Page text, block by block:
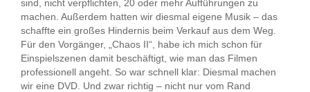
sind, nicht verpflichten, 20 oder mehr Aufführungen zu
machen. Außerdem hatten wir diesmal eigene Musik – das
schaffte ein großes Hindernis beim Verkauf aus dem Weg.
Für den Vorgänger, „Chaos II“, habe ich mich schon für
Einspielszenen damit beschäftigt, wie man das Filmen
professionell angeht. So war schnell klar: Diesmal machen
wir eine DVD. Und zwar richtig – nicht nur vom Rand